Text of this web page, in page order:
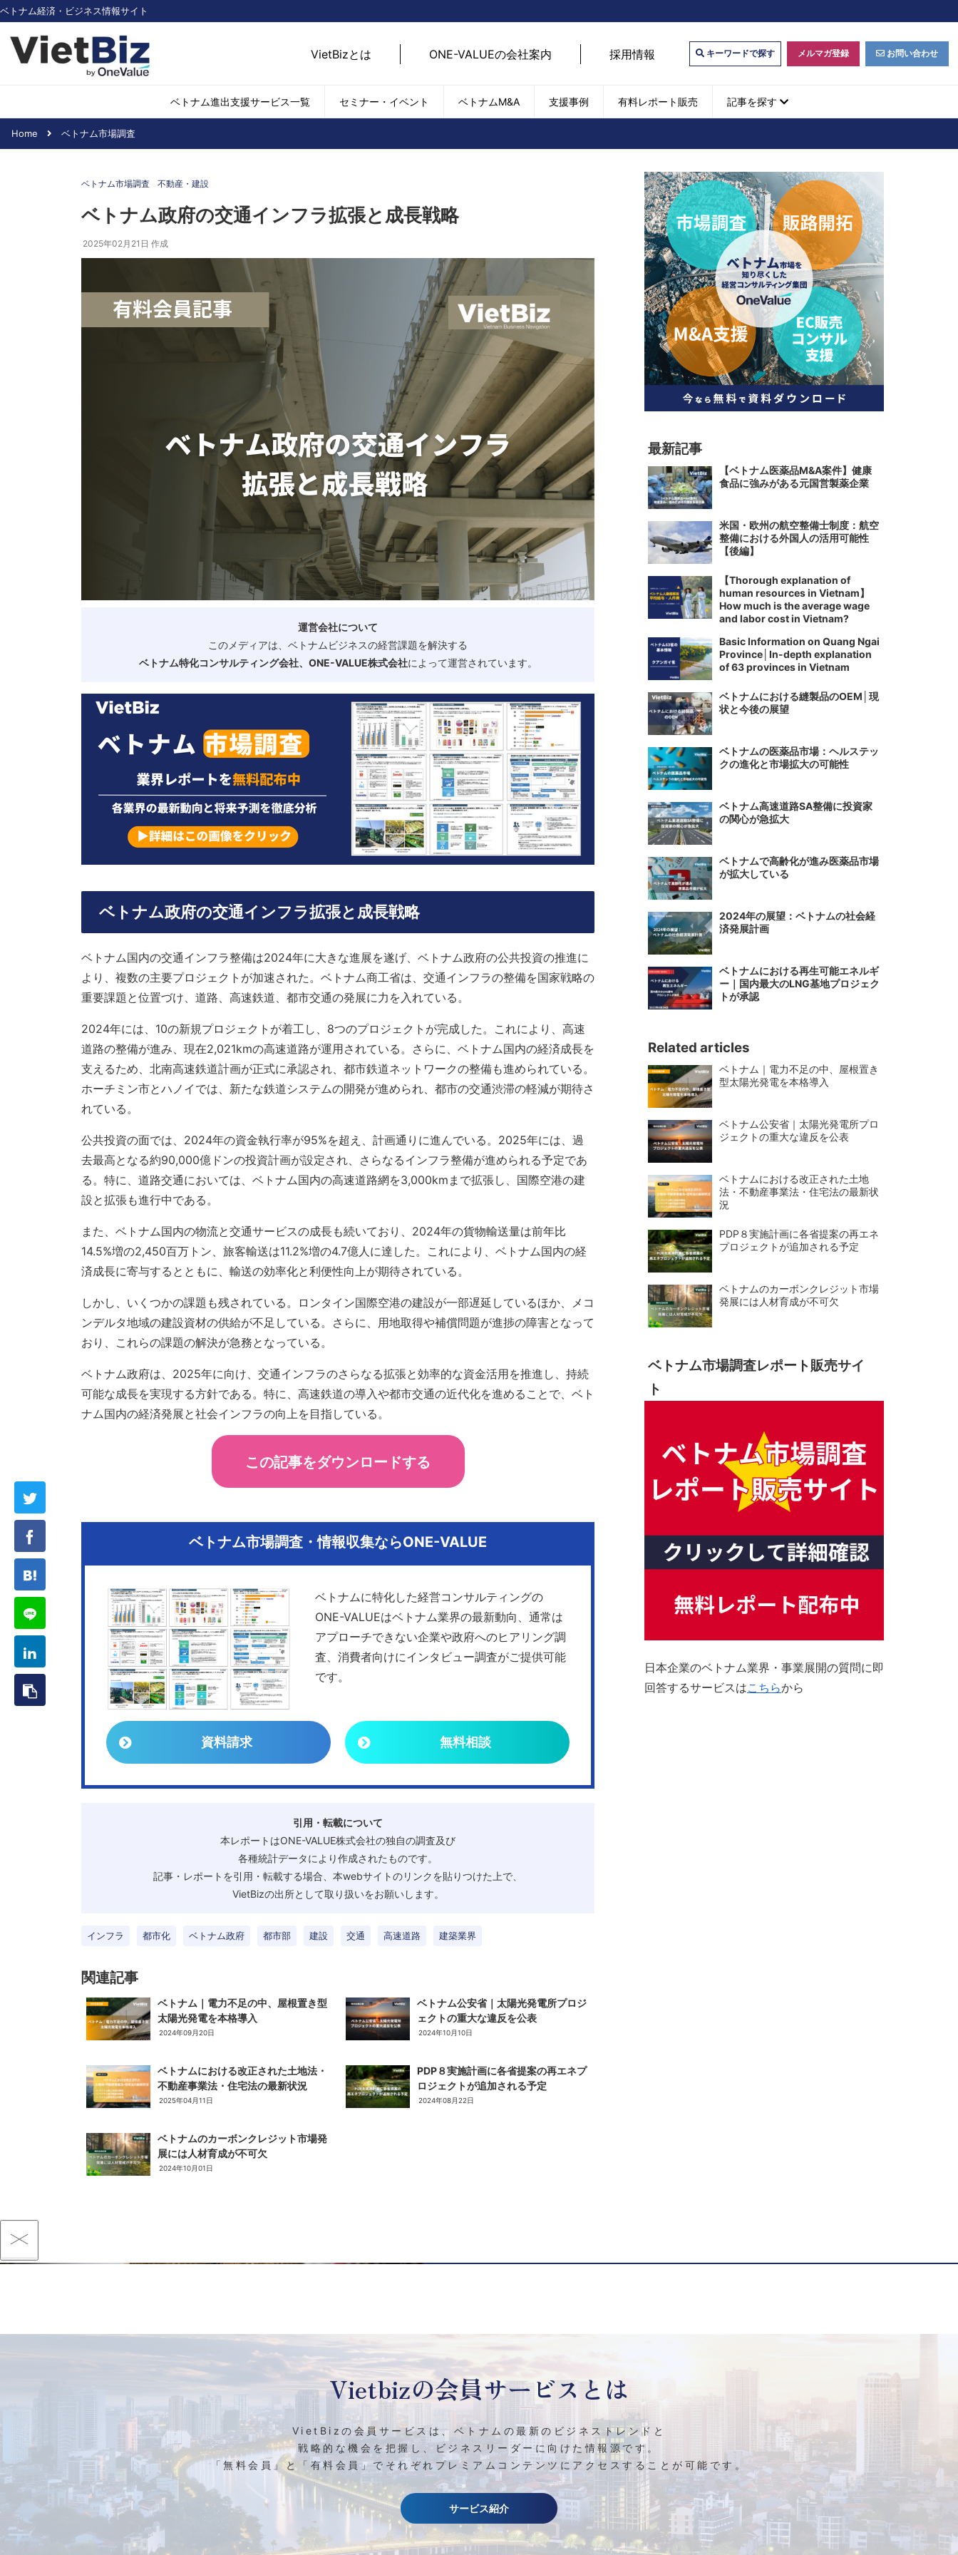
ベトナム経済・ビジネス情報サイト
VietBizとは ONE-VALUEの会社案内 採用情報 キーワードで探す メルマガ登録 お問い合わせ
ベトナム進出支援サービス一覧 セミナー・イベント ベトナムM&A 支援事例 有料レポート販売 記事を探す
日用消費・小売
デジタル経済・IT
物流・倉庫
アパレル
加工食品
SDGs・ESG
外国直接投資（FDI）
現地パートナー探索
デジタルマーケティング・
web広告
M&A動向
ベトナム企業買収・出資
ベトナム進出
会社設立
外資規制
財務・会計
税制
補助金・助成金
ベトナム企業
ベトナム企業動向
スタートアップ企業
ベトナム人材
特定技能
高度人材・エンジニア
ベトナム一般概況
ベトナムでの生活
文化・社会
政治
ベトナムで働く・仕事 ベトナム業界地図
Home ベトナム市場調査
ベトナム市場調査 不動産・建設
ベトナム政府の交通インフラ拡張と成長戦略
2025年02月21日 作成
運営会社について
このメディアは、ベトナムビジネスの経営課題を解決する
ベトナム特化コンサルティング会社、ONE-VALUE株式会社によって運営されています。
ベトナム政府の交通インフラ拡張と成長戦略
ベトナム国内の交通インフラ整備は2024年に大きな進展を遂げ、ベトナム政府の公共投資の推進に
より、複数の主要プロジェクトが加速された。ベトナム商工省は、交通インフラの整備を国家戦略の
重要課題と位置づけ、道路、高速鉄道、都市交通の発展に力を入れている。
2024年には、10の新規プロジェクトが着工し、8つのプロジェクトが完成した。これにより、高速
道路の整備が進み、現在2,021kmの高速道路が運用されている。さらに、ベトナム国内の経済成長を
支えるため、北南高速鉄道計画が正式に承認され、都市鉄道ネットワークの整備も進められている。
ホーチミン市とハノイでは、新たな鉄道システムの開発が進められ、都市の交通渋滞の軽減が期待さ
れている。
公共投資の面では、2024年の資金執行率が95%を超え、計画通りに進んでいる。2025年には、過
去最高となる約90,000億ドンの投資計画が設定され、さらなるインフラ整備が進められる予定であ
る。特に、道路交通においては、ベトナム国内の高速道路網を3,000kmまで拡張し、国際空港の建
設と拡張も進行中である。
また、ベトナム国内の物流と交通サービスの成長も続いており、2024年の貨物輸送量は前年比
14.5%増の2,450百万トン、旅客輸送は11.2%増の4.7億人に達した。これにより、ベトナム国内の経
済成長に寄与するとともに、輸送の効率化と利便性向上が期待されている。
しかし、いくつかの課題も残されている。ロンタイン国際空港の建設が一部遅延しているほか、メコ
ンデルタ地域の建設資材の供給が不足している。さらに、用地取得や補償問題が進捗の障害となって
おり、これらの課題の解決が急務となっている。
ベトナム政府は、2025年に向け、交通インフラのさらなる拡張と効率的な資金活用を推進し、持続
可能な成長を実現する方針である。特に、高速鉄道の導入や都市交通の近代化を進めることで、ベト
ナム国内の経済発展と社会インフラの向上を目指している。
この記事をダウンロードする
ベトナム市場調査・情報収集ならONE-VALUE
ベトナムに特化した経営コンサルティングの
ONE-VALUEはベトナム業界の最新動向、通常は
アプローチできない企業や政府へのヒアリング調
査、消費者向けにインタビュー調査がご提供可能
です。
資料請求 無料相談
引用・転載について
本レポートはONE-VALUE株式会社の独自の調査及び
各種統計データにより作成されたものです。
記事・レポートを引用・転載する場合、本webサイトのリンクを貼りつけた上で、
VietBizの出所として取り扱いをお願いします。
インフラ 都市化 ベトナム政府 都市部 建設 交通 高速道路 建築業界
関連記事
ベトナム｜電力不足の中、屋根置き型
太陽光発電を本格導入
2024年09月20日
ベトナム公安省｜太陽光発電所プロジ
ェクトの重大な違反を公表
2024年10月10日
ベトナムにおける改正された土地法・
不動産事業法・住宅法の最新状況
2025年04月11日
PDP８実施計画に各省提案の再エネプ
ロジェクトが追加される予定
2024年08月22日
ベトナムのカーボンクレジット市場発
展には人材育成が不可欠
2024年10月01日
最新記事
【ベトナム医薬品M&A案件】健康
食品に強みがある元国営製薬企業
米国・欧州の航空整備士制度：航空
整備における外国人の活用可能性
【後編】
【Thorough explanation of
human resources in Vietnam】
How much is the average wage
and labor cost in Vietnam?
Basic Information on Quang Ngai
Province│In-depth explanation
of 63 provinces in Vietnam
ベトナムにおける縫製品のOEM│現
状と今後の展望
ベトナムの医薬品市場：ヘルステッ
クの進化と市場拡大の可能性
ベトナム高速道路SA整備に投資家
の関心が急拡大
ベトナムで高齢化が進み医薬品市場
が拡大している
2024年の展望：ベトナムの社会経
済発展計画
ベトナムにおける再生可能エネルギ
ー｜国内最大のLNG基地プロジェク
トが承認
Related articles
ベトナム｜電力不足の中、屋根置き
型太陽光発電を本格導入
ベトナム公安省｜太陽光発電所プロ
ジェクトの重大な違反を公表
ベトナムにおける改正された土地
法・不動産事業法・住宅法の最新状
況
PDP８実施計画に各省提案の再エネ
プロジェクトが追加される予定
ベトナムのカーボンクレジット市場
発展には人材育成が不可欠
ベトナム市場調査レポート販売サイ
ト
日本企業のベトナム業界・事業展開の質問に即
回答するサービスはこちらから
Vietbizの会員サービスとは
VietBizの会員サービスは、ベトナムの最新のビジネストレンドと
戦略的な機会を把握し、ビジネスリーダーに向けた情報源です。
「無料会員」と「有料会員」でそれぞれプレミアムコンテンツにアクセスすることが可能です。
サービス紹介